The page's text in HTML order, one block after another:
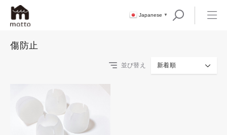
Japanese ▼
傷防止
並び替え 新着順